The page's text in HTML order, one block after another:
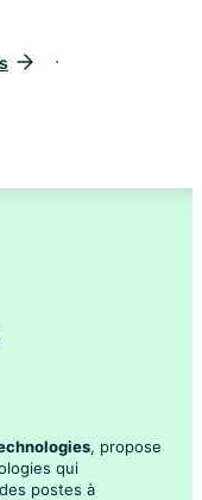
, propose
qui
postes à